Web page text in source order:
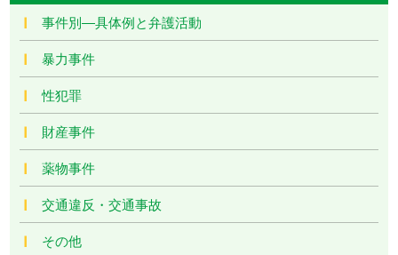
事件別―具体例と弁護活動
暴力事件
性犯罪
財産事件
薬物事件
交通違反・交通事故
その他